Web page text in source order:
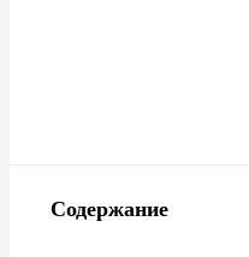
Содержание